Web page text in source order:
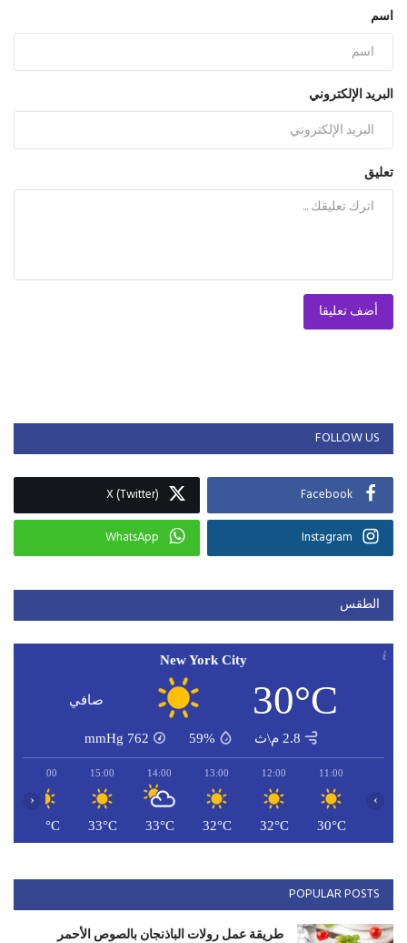
اسم
البريد الإلكتروني
تعليق
أضف تعليقا
FOLLOW US
Facebook
X (Twitter)
Instagram
WhatsApp
الطقس
New York City
30°C صافي
2.8 م\ث 59%
762
mmHg
11:00
30°C
12:00
32°C
13:00
32°C
14:00
33°C
15:00
33°C
16:00
33°C
‹ ›
POPULAR POSTS
طريقة عمل رولات الباذنجان بالصوص الأحمر